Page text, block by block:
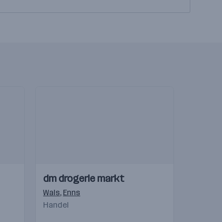
Videos
Einblicke
Einblicke
dm drogerie markt
Wals, Enns
Handel